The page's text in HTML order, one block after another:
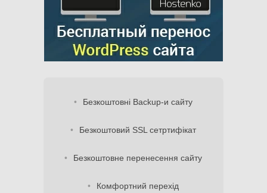
Безкоштовні Backup-и сайту
Безкоштовий SSL сетртифікат
Безкоштовне перенесення сайту
Комфортний перехід